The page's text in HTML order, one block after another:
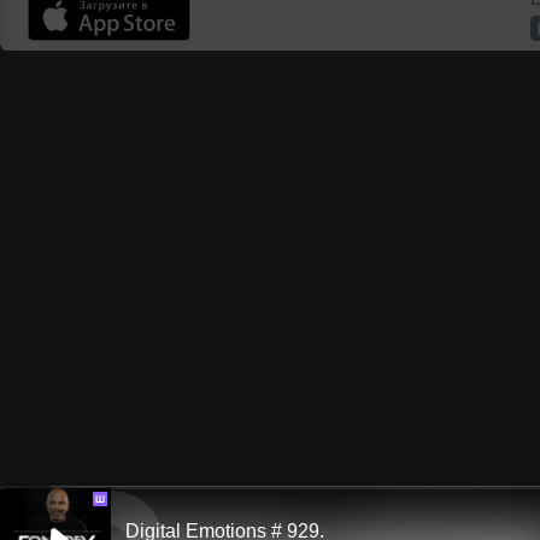
Ш
Digital Emotions # 929.